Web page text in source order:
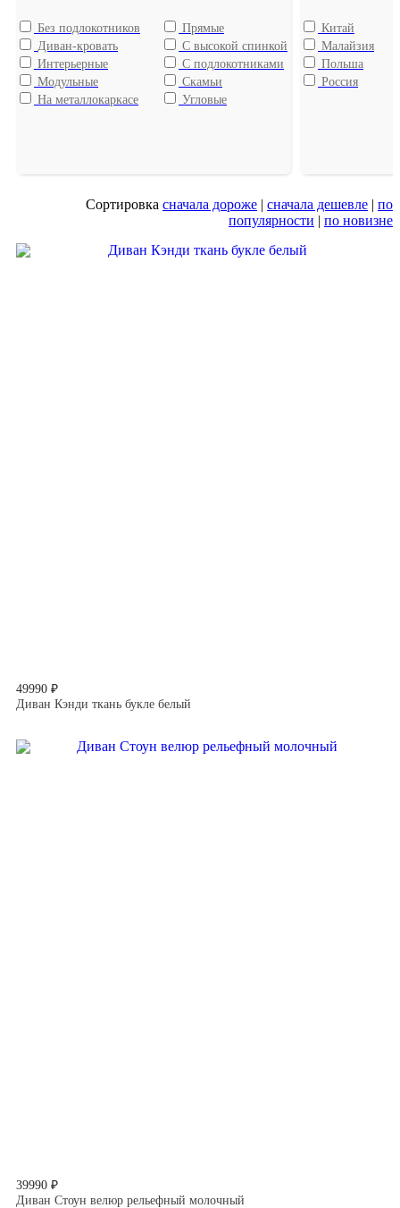
Без подлокотников
Диван-кровать
Интерьерные
Модульные
На металлокаркасе
Прямые
С высокой спинкой
С подлокотниками
Скамьи
Угловые
Китай
Малайзия
Польша
Россия
Сортировка сначала дороже | сначала дешевле | по
популярности | по новизне
49990 ₽
Диван Кэнди ткань букле белый
39990 ₽
Диван Стоун велюр рельефный молочный